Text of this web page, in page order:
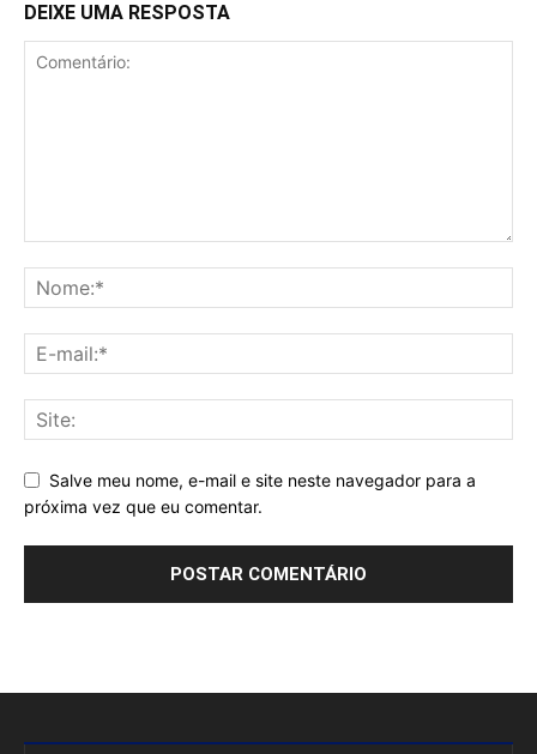
DEIXE UMA RESPOSTA
Salve meu nome, e-mail e site neste navegador para a
próxima vez que eu comentar.